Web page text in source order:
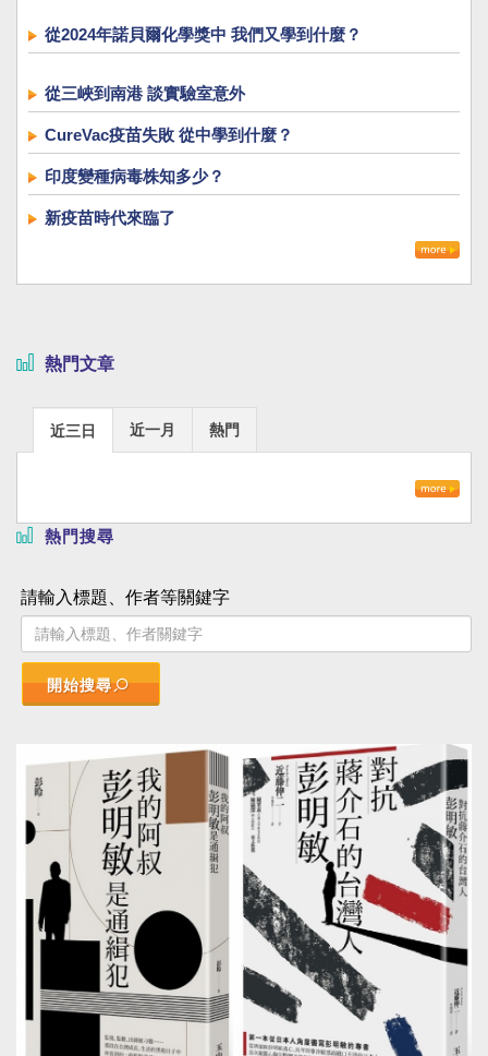
從2024年諾貝爾化學獎中 我們又學到什麼？
從三峽到南港 談實驗室意外
CureVac疫苗失敗 從中學到什麼？
印度變種病毒株知多少？
新疫苗時代來臨了
熱門文章
近三日 近一月 熱門
熱門搜尋
請輸入標題、作者等關鍵字
開始搜尋